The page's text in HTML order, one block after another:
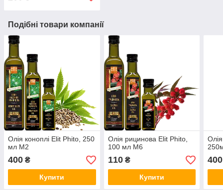
Подібні товари компанії
Олія коноплі Elit Phito, 250
мл М2
400 ₴
Купити
Олія рицинова Elit Phito,
100 мл М6
110₴
Купити
400